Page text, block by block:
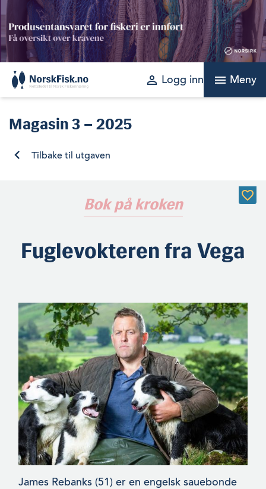
Skip
to
content
perm_identity Logg inn menu Meny
Magasin3 – 2025
Tilbake til utgaven
Bok på kroken
Fuglevokteren fra Vega
James Rebanks (51) er en engelsk sauebonde